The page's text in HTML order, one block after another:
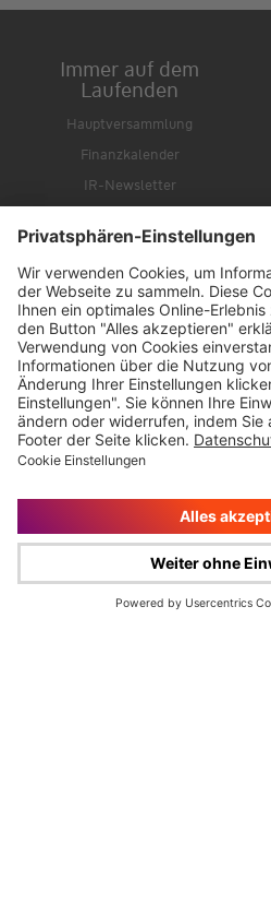
Immer auf dem
Laufenden
Hauptversammlung
Finanzkalender
IR-Newsletter